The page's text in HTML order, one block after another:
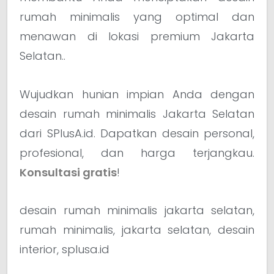
rumah minimalis yang optimal dan
menawan di lokasi premium Jakarta
Selatan..
Wujudkan hunian impian Anda dengan
desain rumah minimalis Jakarta Selatan
dari SPlusA.id. Dapatkan desain personal,
profesional, dan harga terjangkau.
Konsultasi gratis!
desain rumah minimalis jakarta selatan,
rumah minimalis, jakarta selatan, desain
interior, splusa.id